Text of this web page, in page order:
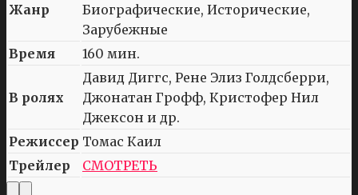
Жанр
Биографические, Исторические,
Зарубежные
Время
160 мин.
В ролях
Давид Диггс, Рене Элиз Голдсберри,
Джонатан Грофф, Кристофер Нил
Джексон и др.
Режиссер Томас Каил
Трейлер
СМОТРЕТЬ